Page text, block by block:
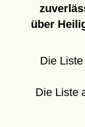
über
Die
Die Liste